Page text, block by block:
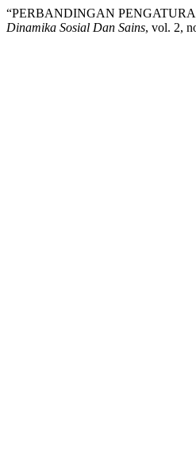
“PERBANDINGAN
Dinamika Sosial Dan Sains, vol. 2,